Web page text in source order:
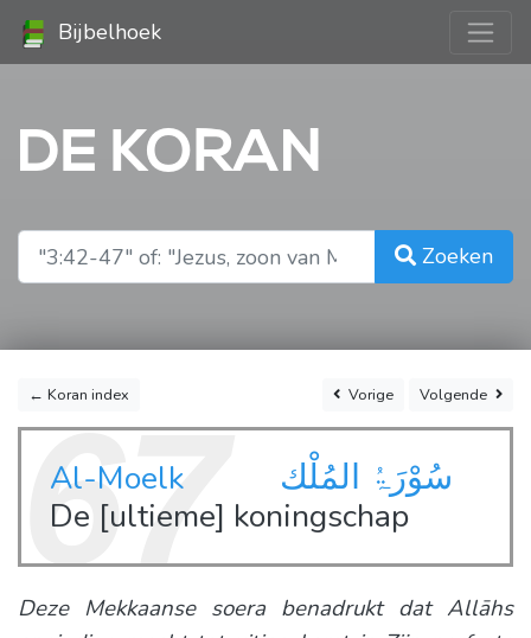
Bijbelhoek
DE KORAN
Zoeken
← Koran index Vorige Volgende
67
Al-Moelk
De [ultieme] koningschap
سُوْرَۃُ المُلْك
Deze Mekkaanse soera benadrukt dat Allāhs